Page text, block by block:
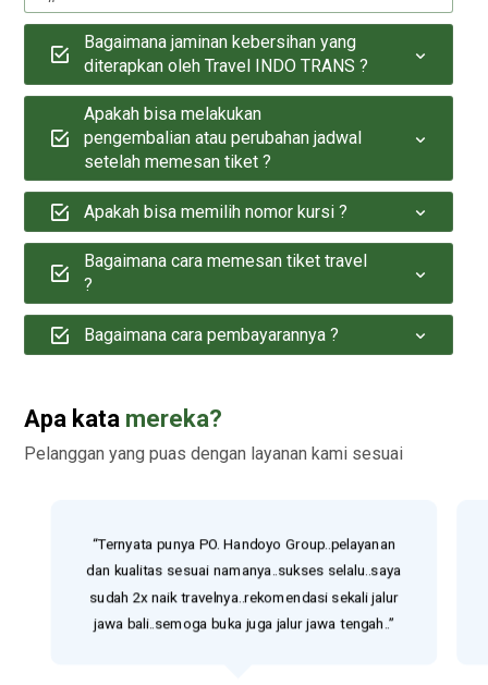
Bagaimana jaminan kebersihan yang
diterapkan oleh Travel INDO TRANS ?
Apakah bisa melakukan
pengembalian atau perubahan jadwal
setelah memesan tiket ?
Apakah bisa memilih nomor kursi ?
Bagaimana cara memesan tiket travel
?
Bagaimana cara pembayarannya ?
Apa kata mereka?
Pelanggan yang puas dengan layanan kami sesuai
“Ternyata punya PO. Handoyo Group..pelayanan
dan kualitas sesuai namanya..sukses selalu..saya
sudah 2x naik travelnya..rekomendasi sekali jalur
jawa bali..semoga buka juga jalur jawa tengah..”